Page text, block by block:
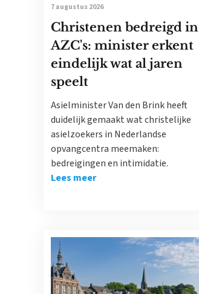
7 augustus 2026
Christenen bedreigd in
AZC's: minister erkent
eindelijk wat al jaren
speelt
Asielminister Van den Brink heeft
duidelijk gemaakt wat christelijke
asielzoekers in Nederlandse
opvangcentra meemaken:
bedreigingen en intimidatie.
Lees meer